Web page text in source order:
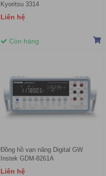
Kyoritsu 3314
Liên hệ
Còn hàng
Đồng hồ vạn năng Digital GW
Instek GDM-8261A
Liên hệ